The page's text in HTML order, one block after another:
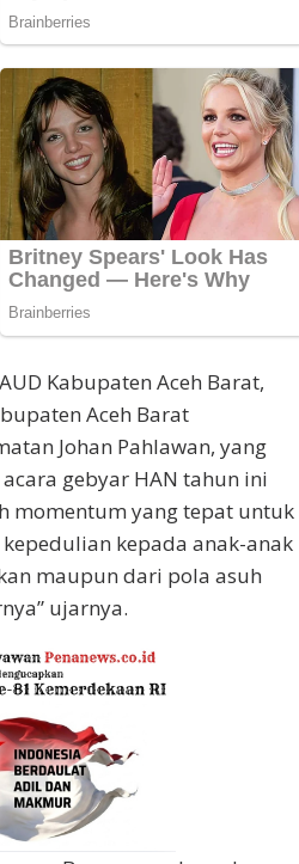
Kabupaten Aceh Barat,
Aceh Barat
Johan Pahlawan, yang
gebyar HAN tahun ini
momentum yang tepat untuk
kepada anak-anak
maupun dari pola asuh
ujarnya.